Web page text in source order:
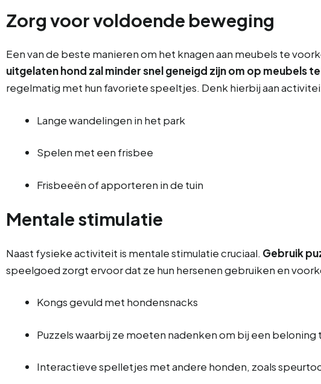
Zorg voor voldoende beweging
Een van de beste manieren om het knagen aan meubels te
uitgelaten hond zal minder snel geneigd zijn om op meubels
regelmatig met hun favoriete speeltjes. Denk hierbij aan
Lange wandelingen in het park
Spelen met een frisbee
Frisbeeën of apporteren in de tuin
Mentale stimulatie
Naast fysieke activiteit is mentale stimulatie cruciaal. Gebruik
speelgoed zorgt ervoor dat ze hun hersenen gebruiken en
Kongs gevuld met hondensnacks
Puzzels waarbij ze moeten nadenken om bij een beloning
Interactieve spelletjes met andere honden, zoals